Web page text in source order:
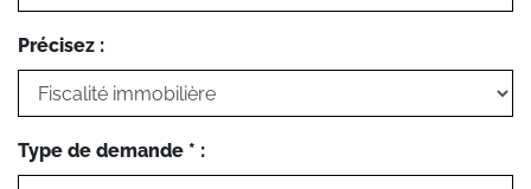
Précisez :
Type de demande * :